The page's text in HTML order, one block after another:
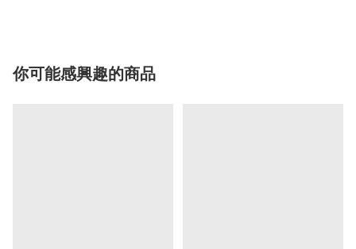
你可能感興趣的商品